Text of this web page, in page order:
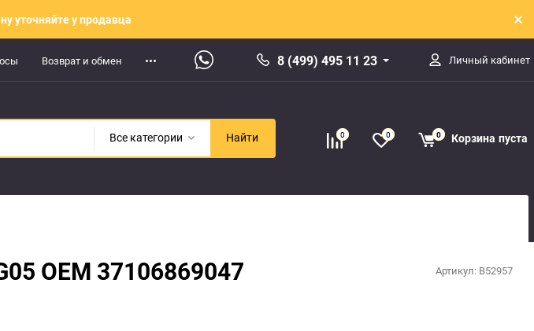
уточняйте у продавца
Возврат и обмен 8 (499) 495 11 23 Личный кабинет
Все категории Найти 0 0 0 Корзина пуста
OEM 37106869047 Артикул: B52957